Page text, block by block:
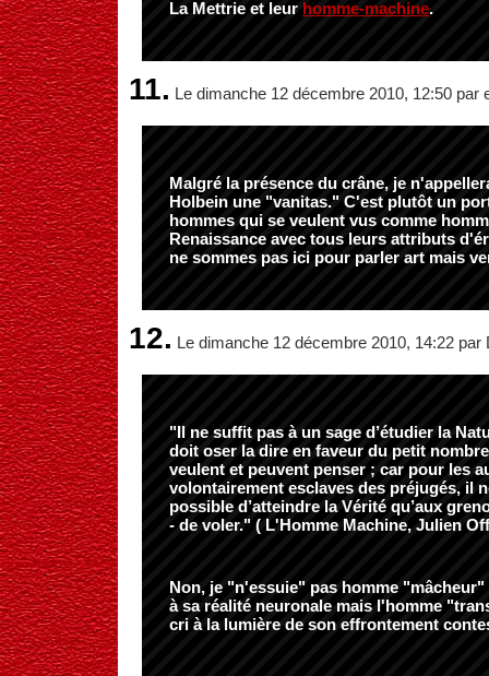
La Mettrie et leur homme-machine.
11. Le dimanche 12 décembre 2010, 12:50 par
Malgré la présence du crâne, je
Holbein une "vanitas." C'est plutôt un
hommes qui se veulent vus comme
Renaissance avec tous leurs attributs
ne sommes pas ici pour parler art mais
12. Le dimanche 12 décembre 2010, 14:22 par
"Il ne suffit pas à un sage d’étudier la
doit oser la dire en faveur du petit
veulent et peuvent penser ; car pour les
volontairement esclaves des préjugés, il
possible d’atteindre la Vérité qu’aux
- de voler." ( L'Homme Machine, Julien
Non, je "n'essuie" pas homme
à sa réalité neuronale mais l'homme
cri à la lumière de son effrontement